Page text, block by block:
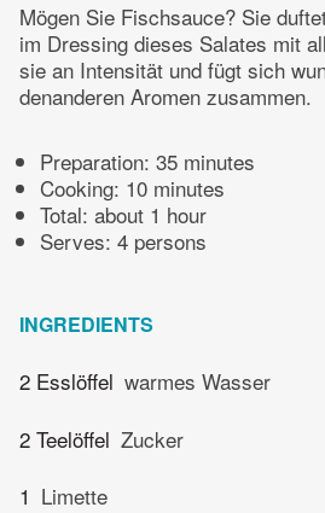
Mögen Sie Fischsauce? Sie
im Dressing dieses Salates mit
sie an Intensität und fügt sich
denanderen Aromen zusammen.
Preparation: 35 minutes
Cooking: 10 minutes
Total: about 1 hour
Serves: 4 persons
INGREDIENTS
2 Esslöffel warmes Wasser
2 Teelöffel Zucker
1 Limette